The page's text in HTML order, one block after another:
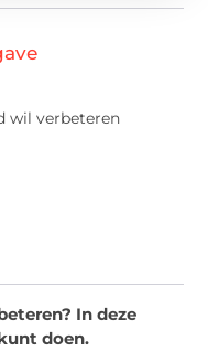
wil verbeteren
In deze
doen.